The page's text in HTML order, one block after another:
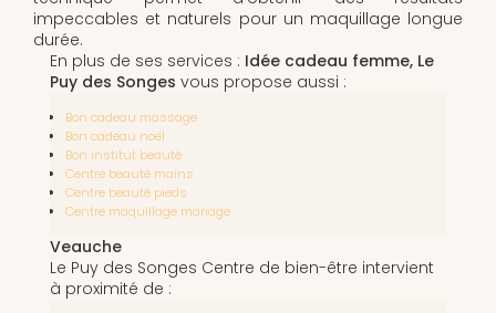
impeccables et naturels pour un maquillage longue
durée.
En plus de ses services : Idée cadeau femme, Le
Puy des Songes vous propose aussi :
Bon cadeau massage
Bon cadeau noël
Bon institut beauté
Centre beauté mains
Centre beauté pieds
Centre maquillage mariage
Veauche
Le Puy des Songes Centre de bien-être intervient
à proximité de :